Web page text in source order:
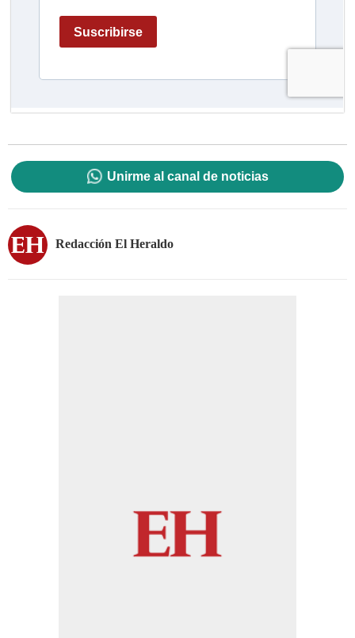
Unirme al canal de noticias
Redacción El Heraldo